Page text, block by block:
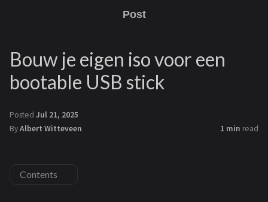
Post
Bouw je eigen iso voor een
bootable USB stick
Posted Jul 21, 2025
ByAlbert Witteveen 1 min read
Contents